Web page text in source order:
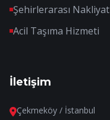
Şehirlerarası Nakliyat
Acil Taşıma Hizmeti
İletişim
Çekmeköy / İstanbul